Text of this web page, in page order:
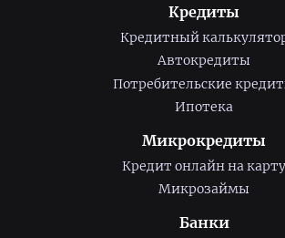
Кредиты
Кредитный
Автокредиты
Потребительские
Ипотека
Микрокредиты
Кредит онлайн на карту
Микрозаймы
Банки